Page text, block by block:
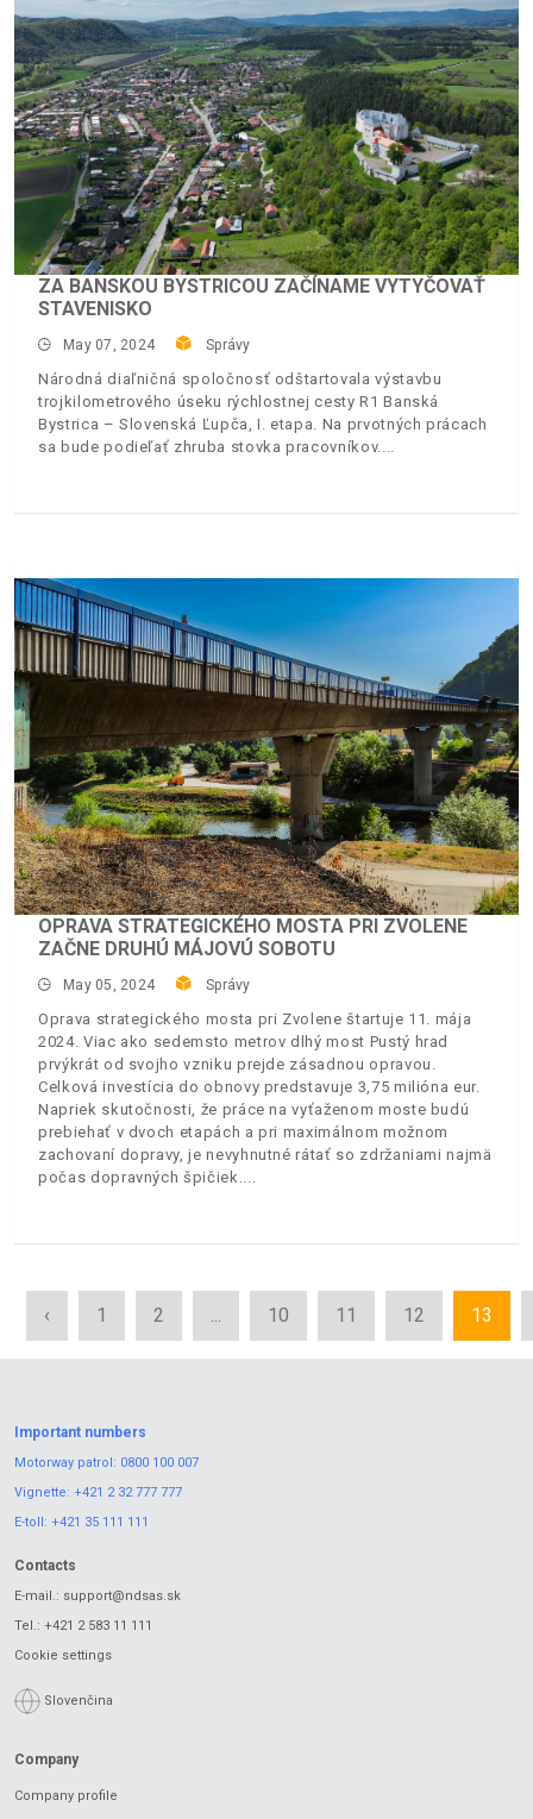
ZA BANSKOU BYSTRICOU ZAČÍNAME VYTYČOVAŤ
STAVENISKO
May 07, 2024 Správy
Národná diaľničná spoločnosť odštartovala výstavbu
trojkilometrového úseku rýchlostnej cesty R1 Banská
Bystrica – Slovenská Ľupča, I. etapa. Na prvotných prácach
sa bude podieľať zhruba stovka pracovníkov.
OPRAVA STRATEGICKÉHO MOSTA PRI ZVOLENE
ZAČNE DRUHÚ MÁJOVÚ SOBOTU
May 05, 2024 Správy
Oprava strategického mosta pri Zvolene štartuje 11. mája
2024. Viac ako sedemsto metrov dlhý most Pustý hrad
prvýkrát od svojho vzniku prejde zásadnou opravou.
Celková investícia do obnovy predstavuje 3,75 milióna eur.
Napriek skutočnosti, že práce na vyťaženom moste budú
prebiehať v dvoch etapách a pri maximálnom možnom
zachovaní dopravy, je nevyhnutné rátať so zdržaniami najmä
počas dopravných špičiek.
‹ 1 2 ... 10 11 12 13
Important numbers
Motorway patrol: 0800 100 007
Vignette: +421 2 32 777 777
E-toll: +421 35 111 111
Contacts
E-mail.: support@ndsas.sk
Tel.: +421 2 583 11 111
Cookie settings
Slovenčina
Company
Company profile